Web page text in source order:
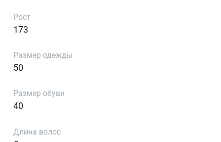
Рост
173
Размер одежды
50
Размер обуви
40
Длина волос